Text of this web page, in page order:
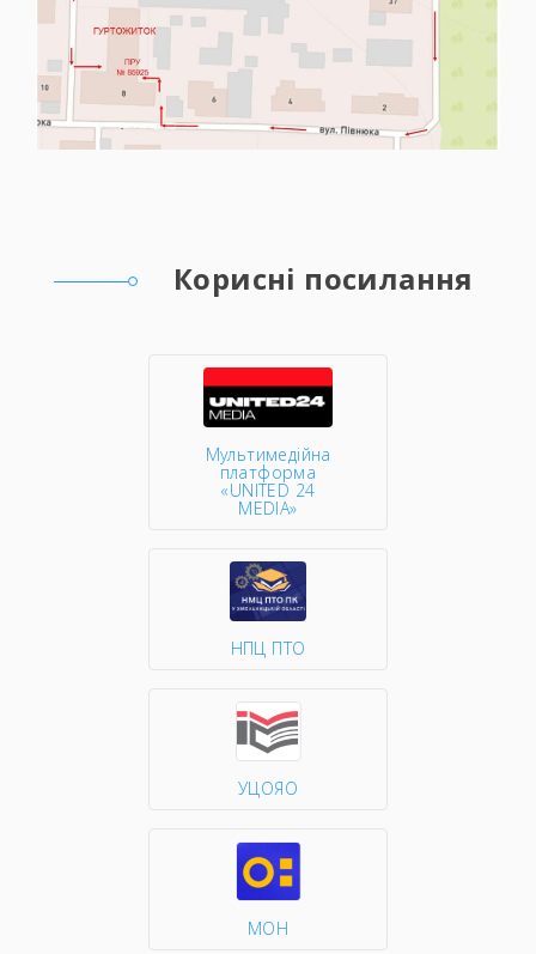
Корисні посилання
Мультимедійна
платформа
«UNITED 24
MEDIA»
НПЦ ПТО
УЦОЯО
МОН